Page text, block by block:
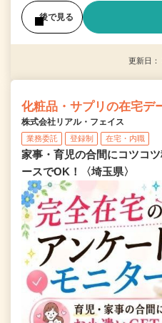
後で見る
更新日
化粧品・サプリの在宅デ
株式会社リアル・フェイス
業務委託 登録制 在宅・内職
家事・育児の合間にコツコ
ースでOK！〈埼玉県〉